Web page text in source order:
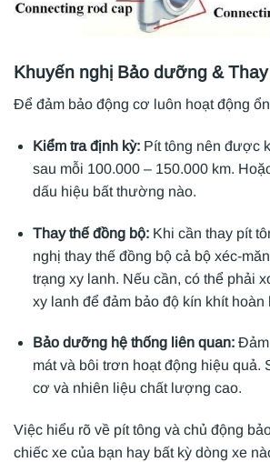
Khuyến nghị Bảo dưỡng &
Để đảm bảo động cơ luôn hoạt động
Kiểm tra định kỳ: Pít tông nên được
sau mỗi 100.000 – 150.000 km.
dấu hiệu bất thường nào.
Thay thế đồng bộ: Khi cần thay pít
nghị thay thế đồng bộ cả bộ xéc-
trạng xy lanh. Nếu cần, có thể phải
xy lanh để đảm bảo độ kín khít hoàn
Bảo dưỡng hệ thống liên quan: Đảm
mát và bôi trơn hoạt động hiệu quả.
cơ và nhiên liệu chất lượng cao.
Việc hiểu rõ về pít tông và chủ động
chiếc xe của bạn hay bất kỳ dòng xe